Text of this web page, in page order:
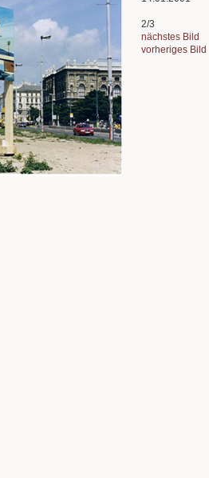
2/3
nächstes Bild
vorheriges Bild